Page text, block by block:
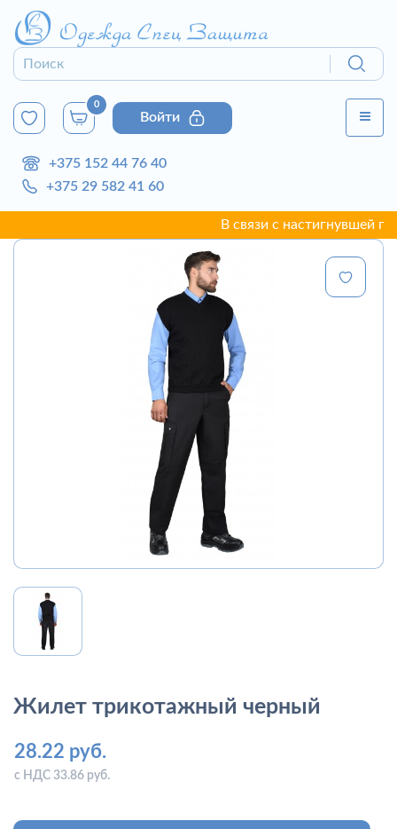
0
Войти
+375 152 44 76 40
+375 29 582 41 60
В связи с настигнувшей г.
Жилет трикотажный черный
28.22 руб.
с НДС 33.86 руб.